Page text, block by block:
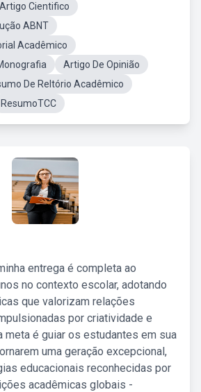
Artigo Cientifico
ABNT
Acadêmico
Artigo De Opinião
De Reltório Acadêmico
ResumoTCC
entrega é completa ao
no contexto escolar, adotando
que valorizam relações
por criatividade e
meta é guiar os estudantes em sua
uma geração excepcional,
educacionais reconhecidas por
acadêmicas globais -